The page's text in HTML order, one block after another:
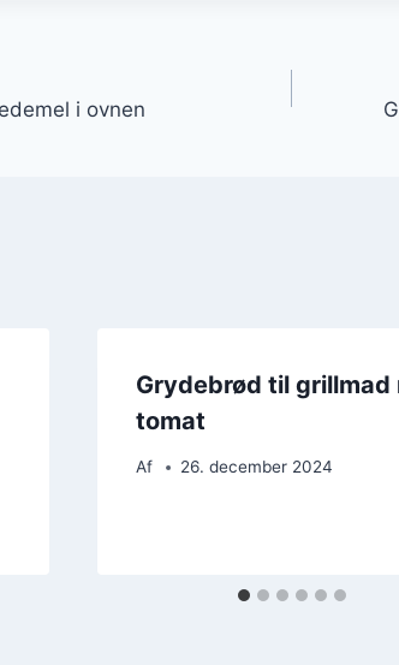
i ovnen
Grydebrød til grillmad
tomat
Af 26. december 2024